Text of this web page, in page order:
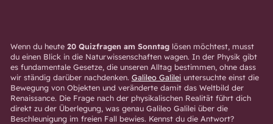
Wenn du heute 20 Quizfragen am Sonntaglösen möchtest, musst
du einen Blick in die Naturwissenschaften wagen. In der Physik gibt
es fundamentale Gesetze, die unseren Alltag bestimmen, ohne dass
wir ständig darüber nachdenken. Galileo Galileiuntersuchte einst die
Bewegung von Objekten und veränderte damit das Weltbild der
Renaissance. Die Frage nach der physikalischen Realität führt dich
direkt zu der Überlegung, was genau Galileo Galilei über die
Beschleunigung im freien Fall bewies. Kennst du die Antwort?